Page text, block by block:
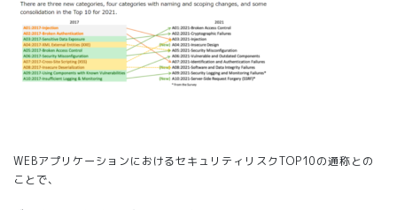
WEBアプリケーションにおけるセキュリティリスクTOP10の通称との
ことで、